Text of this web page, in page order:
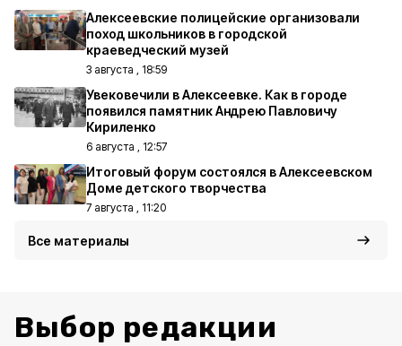
Алексеевские полицейские организовали
поход школьников в городской
краеведческий музей
3 августа , 18:59
Увековечили в Алексеевке. Как в городе
появился памятник Андрею Павловичу
Кириленко
6 августа , 12:57
Итоговый форум состоялся в Алексеевском
Доме детского творчества
7 августа , 11:20
Все материалы
Выбор редакции